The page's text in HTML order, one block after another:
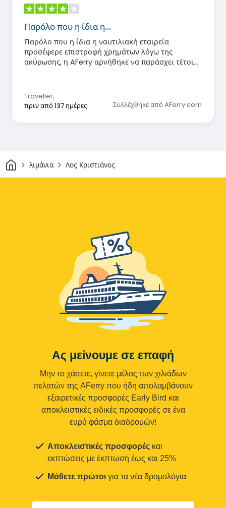
Παρόλο που η ίδια η…
Παρόλο που η ίδια η ναυτιλιακή εταιρεία
προσέφερε επιστροφή χρημάτων λόγω της
ακύρωσης, η AFerry αρνήθηκε να παράσχει τέτοια
Traveller,
πριν από 137 ημέρες
Συλλέχθηκε από AFerry.com
Σπίτιλιμάνια Λος Κριστιάνος
Ας μείνουμε σε επαφή
Μην το χάσετε, γίνετε μέλος των χιλιάδων
πελατών της AFerry που ήδη απολαμβάνουν
εξαιρετικές προσφορές Early Bird και
αποκλειστικές ειδικές προσφορές σε ένα
ευρύ φάσμα διαδρομών!
Αποκλειστικές προσφορές και
εκπτώσεις με έκπτωση έως και 25%
Μάθετε πρώτοι για τα νέα δρομολόγια